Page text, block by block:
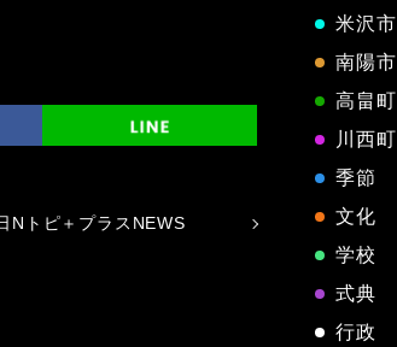
Nトピ＋プラスNEWS
米沢市
南陽市
高畠町
川西町
季節
文化
学校
式典
行政